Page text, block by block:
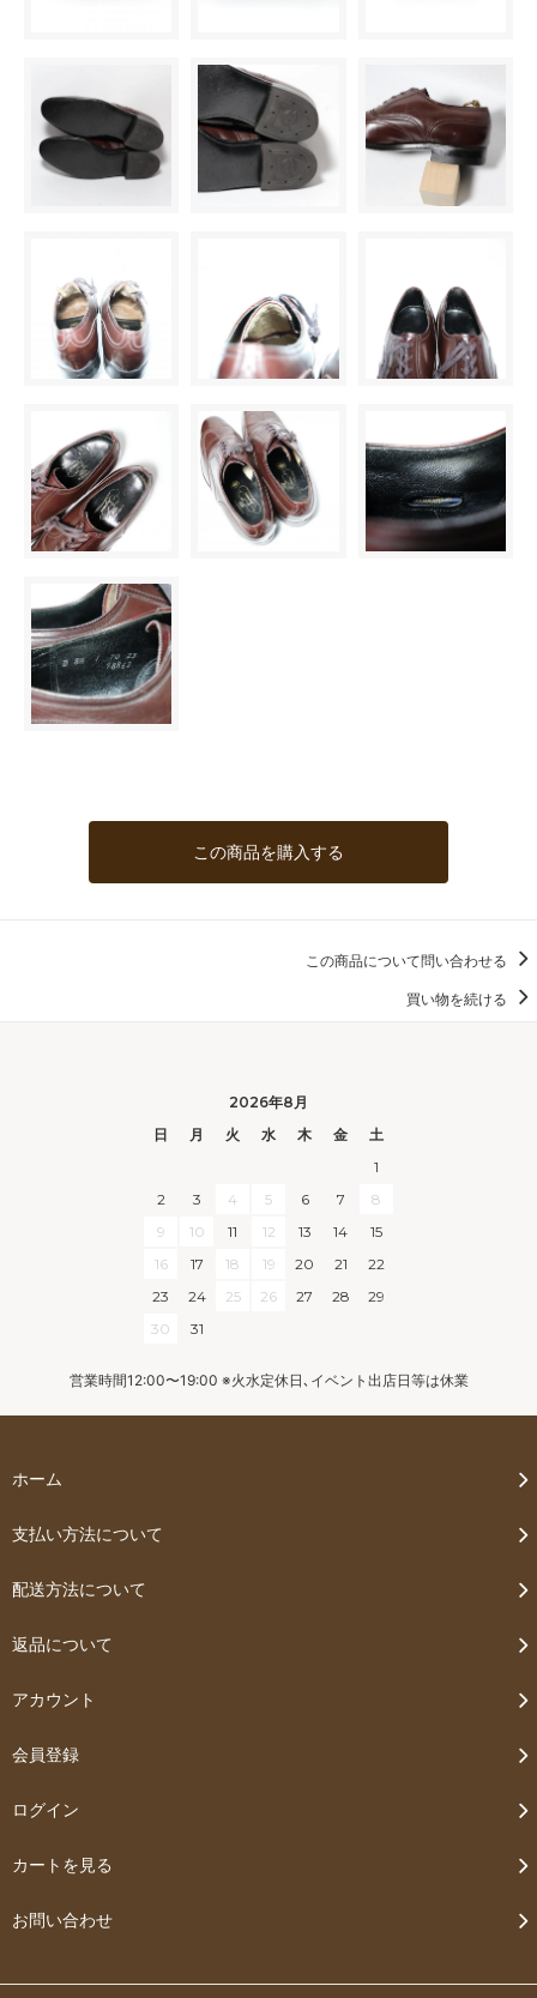
この商品を購入する
この商品について問い合わせる
買い物を続ける
2026年8月
日
月 火 水 木 金
土
1
2
3 4 5 6 7
8
9
10 11 12 13 14
15
16
17 18 19 20 21
22
23
24 25 26 27 28
29
30
31
営業時間12:00〜19:00 ※火水定休日､イベント出店日等は休業
ホーム
支払い方法について
配送方法について
返品について
アカウント
会員登録
ログイン
カートを見る
お問い合わせ